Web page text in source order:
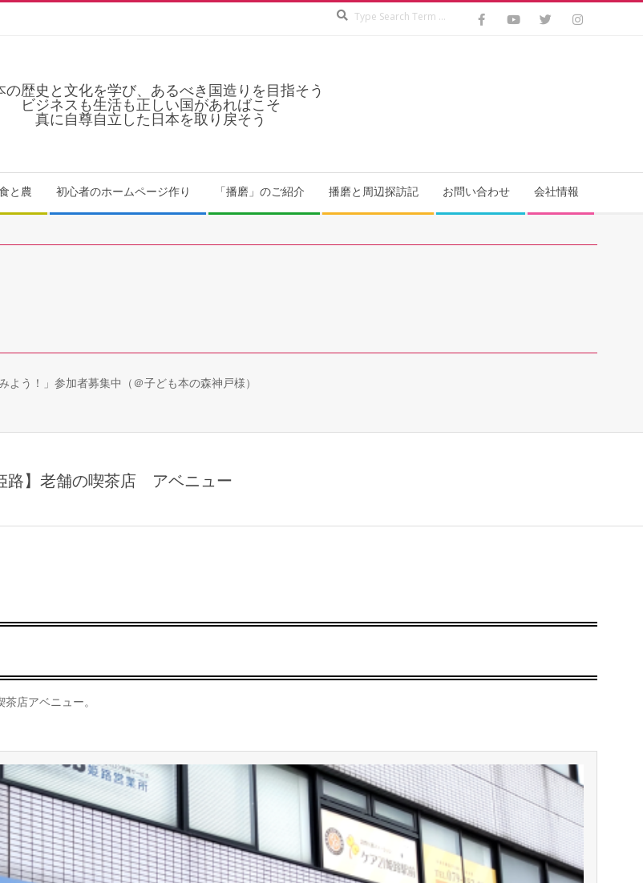
の歴史と文化を学び、あるべき国造りを目指そう
ビジネスも生活も正しい国があればこそ
真に自尊自立した日本を取り戻そう
と農 初心者のホームページ作り 「播磨」のご紹介 播磨と周辺探訪記 お問い合わせ 会社情報
う！」参加者募集中（＠子ども本の森神戸様）
路】老舗の喫茶店 アベニュー
店アベニュー。